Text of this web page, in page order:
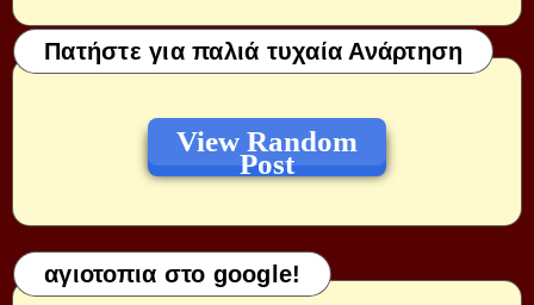
Πατήστε για παλιά τυχαία Ανάρτηση
View Random
Post
αγιοτοπια στο google!